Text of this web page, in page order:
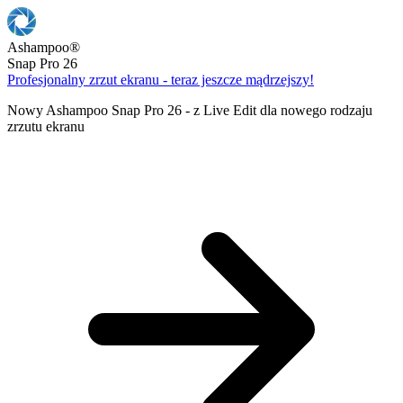
Ashampoo®
Snap Pro 26
Profesjonalny zrzut ekranu - teraz jeszcze mądrzejszy!
Nowy Ashampoo Snap Pro 26 - z Live Edit dla nowego rodzaju
zrzutu ekranu